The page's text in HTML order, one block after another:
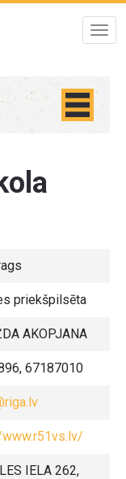
priekšpilsēta
AKOPJANA
67187010
IELA 262,